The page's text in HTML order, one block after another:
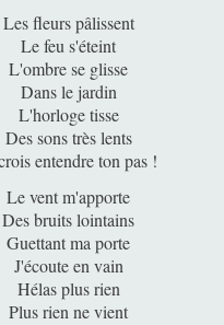
Les fleurs pâlissent
Le feu s'éteint
L'ombre se glisse
Dans le jardin
L'horloge tisse
Des sons très lents
entendre ton pas !
Le vent m'apporte
Des bruits lointains
Guettant ma porte
J'écoute en vain
Hélas plus rien
Plus rien ne vient